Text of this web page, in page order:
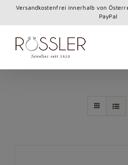
content
Versandkostenfrei innerhalb von
PayPal